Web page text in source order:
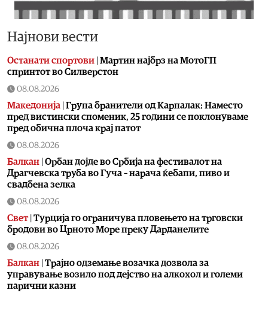
Најнови вести
Останати спортови Мартин најбрз на МотоГП
спринтот во Силверстон
08.08.2026
Македонија Група бранители од Карпалак: Наместо
пред вистински споменик, 25 години се поклонуваме
пред обична плоча крај патот
08.08.2026
Балкан Орбан дојде во Србија на фестивалот на
Драгчевска труба во Гуча – нарача ќебапи, пиво и
свадбена зелка
08.08.2026
Свет| Турција го ограничува пловењето на трговски
бродови во Црното Море преку Дарданелите
08.08.2026
Балкан Трајно одземање возачка дозвола за
управување возило под дејство на алкохол и големи
парични казни